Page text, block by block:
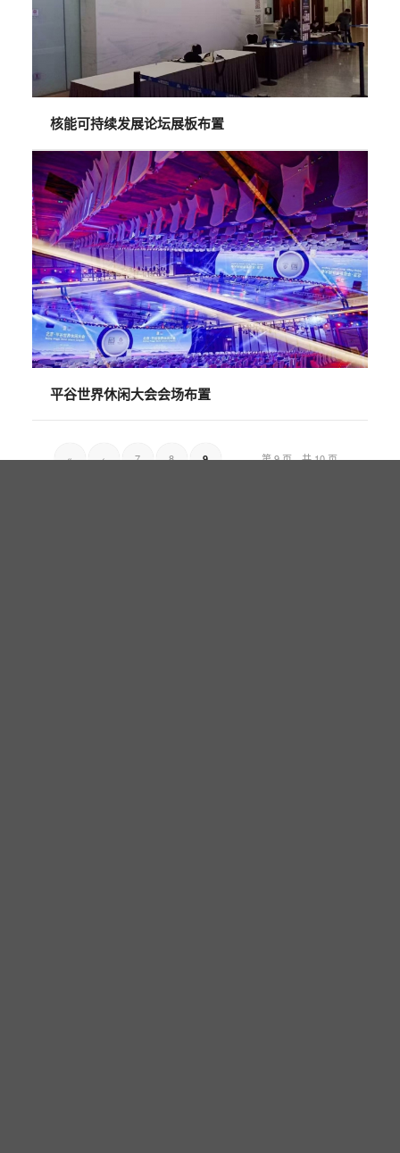
核能可持续发展论坛展板布置
平谷世界休闲大会会场布置
第 9 页，共 10 页
« ‹ 7 8 9